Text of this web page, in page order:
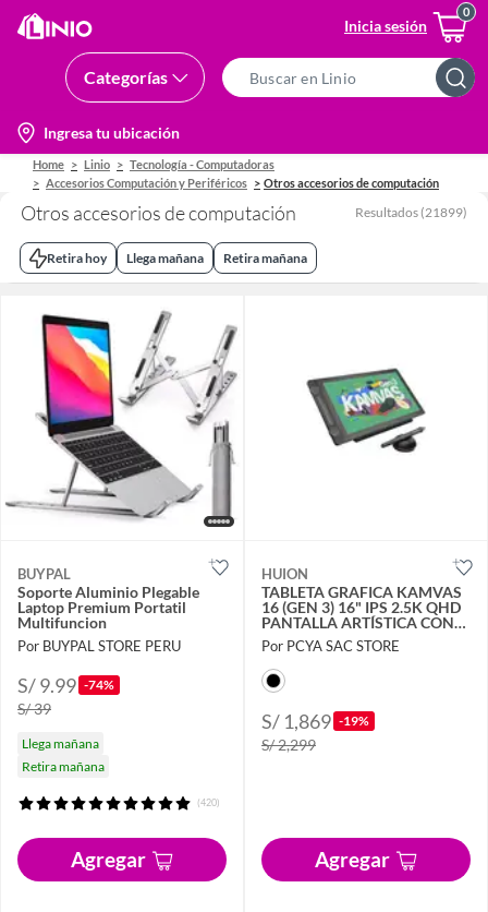
Inicia sesión
Categorías
Bar
location-
icon
Ingresa tu ubicación
Home Linio
Tecnología - Computadoras
Accesorios Computación y Periféricos
Otros accesorios de computación
Otros accesorios de computación Resultados (21899)
Retira hoy Llega mañana Retira mañana
BUYPAL
Soporte Aluminio Plegable
Laptop Premium Portatil
Multifuncion
Por BUYPAL STORE PERU
S/ 9.99 -74%
S/ 39
Llega mañana
Retira mañana
(420)
Agregar
HUION
TABLETA GRAFICA KAMVAS
16 (GEN 3) 16" IPS 2.5K QHD
PANTALLA ARTÍSTICA CON
VIDRIO LAMINADO
Por PCYA SAC STORE
S/ 1,869 -19%
S/ 2,299
Agregar